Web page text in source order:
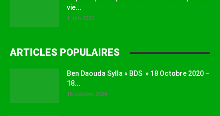
vie...
1 juin 2026
ARTICLES POPULAIRES
Ben Daouda Sylla « BDS » 18 Octobre 2020 –
18...
18 octobre 2024